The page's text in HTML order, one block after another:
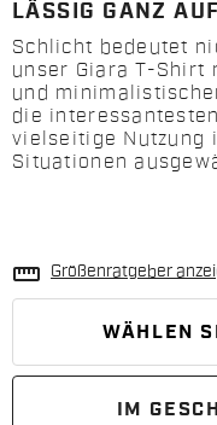
LÄSSIG GANZ
Schlicht bedeutet
unser Giara T-Shirt
und
die
vielseitige Nutzung
Situationen
straighten Größenratgeber
WÄHLEN
IM